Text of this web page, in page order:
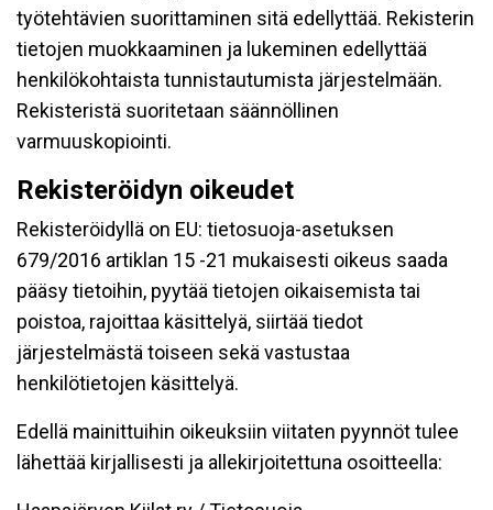
työtehtävien suorittaminen sitä edellyttää. Rekisterin
tietojen muokkaaminen ja lukeminen edellyttää
henkilökohtaista tunnistautumista järjestelmään.
Rekisteristä suoritetaan säännöllinen
varmuuskopiointi.
Rekisteröidyn oikeudet
Rekisteröidyllä on EU: tietosuoja-asetuksen
679/2016 artiklan 15 -21 mukaisesti oikeus saada
pääsy tietoihin, pyytää tietojen oikaisemista tai
poistoa, rajoittaa käsittelyä, siirtää tiedot
järjestelmästä toiseen sekä vastustaa
henkilötietojen käsittelyä.
Edellä mainittuihin oikeuksiin viitaten pyynnöt tulee
lähettää kirjallisesti ja allekirjoitettuna osoitteella: